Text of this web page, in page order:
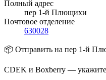
Полный адрес
пер 1-й Плющихи
Почтовое отделение
630028
📦 Отправить на пер 1-й
CDEK и Boxberry —